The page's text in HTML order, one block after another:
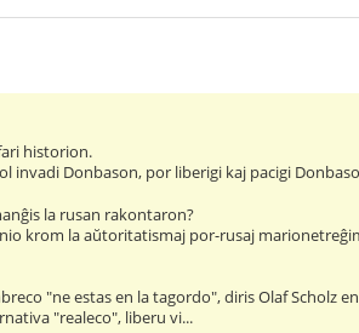
historion.
invadi Donbason, por liberigi kaj pacigi
la rusan rakontaron?
krom la aŭtoritatismaj por-rusaj
"ne estas en la tagordo", diris Olaf Scholz
"realeco", liberu vi...